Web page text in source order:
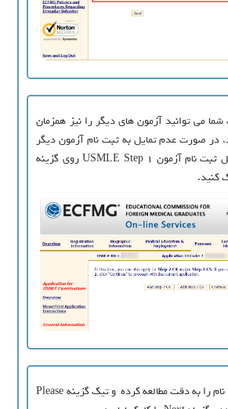
می توانید آزمون های دیگر را نیز همزمان
در صورت عدم تمایل به ثبت نام آزمون دیگر
به منظور تکمیل ثبت نام آزمون USMLE Step 1 روی گزینه
توافقنامه ثبت نام را به دقت مطالعه کرده و تیک گزینه Please